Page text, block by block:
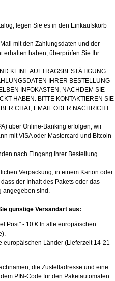
legen Sie es in den Einkaufskorb
mit den Zahlungsdaten und der
erhalten haben, überprüfen Sie Ihr
KEINE AUFTRAGSBESTÄTIGUNG
IHRER BESTELLUNG
INFOKASTEN, NACHDEM SIE
HABEN. BITTE KONTAKTIEREN SIE
CHAT, EMAIL ODER NACHRICHT
über Online-Banking erfolgen, wir
mit VISA oder Mastercard und Bitcoin
nach Eingang Ihrer Bestellung
Verpackung, in einem Karton oder
der Inhalt des Pakets oder das
angegeben sind.
günstige Versandart aus:
Post" - 10 € In alle europäischen
europäischen Länder (Lieferzeit 14-21
die Zustelladresse und eine
PIN-Code für den Paketautomaten